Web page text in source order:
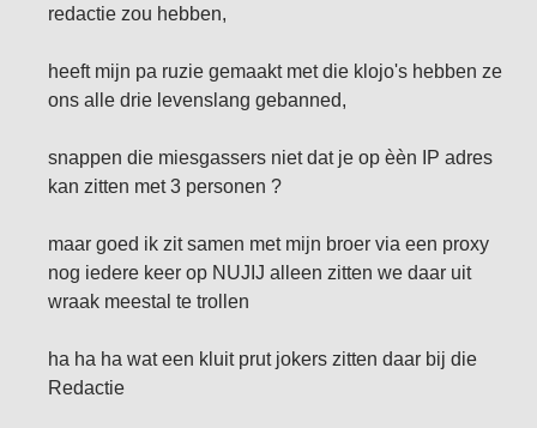
redactie zou hebben,
heeft mijn pa ruzie gemaakt met die klojo's hebben ze
ons alle drie levenslang gebanned,
snappen die miesgassers niet dat je op èèn IP adres
kan zitten met 3 personen ?
maar goed ik zit samen met mijn broer via een proxy
nog iedere keer op NUJIJ alleen zitten we daar uit
wraak meestal te trollen
ha ha ha wat een kluit prut jokers zitten daar bij die
Redactie